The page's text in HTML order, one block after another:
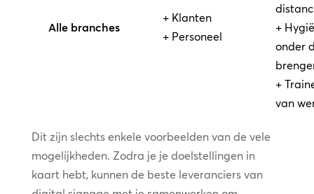
Alle branches
+ Klanten
+ Personeel
+
onder
+
van
Dit zijn slechts enkele voorbeelden van de vele
mogelijkheden. Zodra je je doelstellingen in
kaart hebt, kunnen de beste leveranciers van